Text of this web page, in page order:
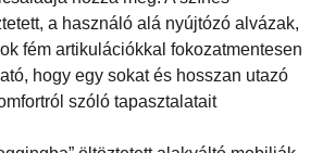
a használó alá nyújtózó alvázak,
fém artikulációkkal fokozatmentesen
hogy egy sokat és hosszan utazó
szóló tapasztalatait